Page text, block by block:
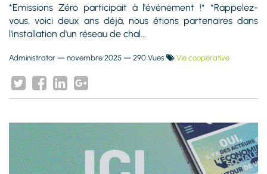
*Emissions Zéro participait à l'événement !* *Rappelez-
vous, voici deux ans déjà, nous étions partenaires dans
l'installation d'un réseau de chal...
Administrator — novembre 2025 — 290 Vues Vie coopérative